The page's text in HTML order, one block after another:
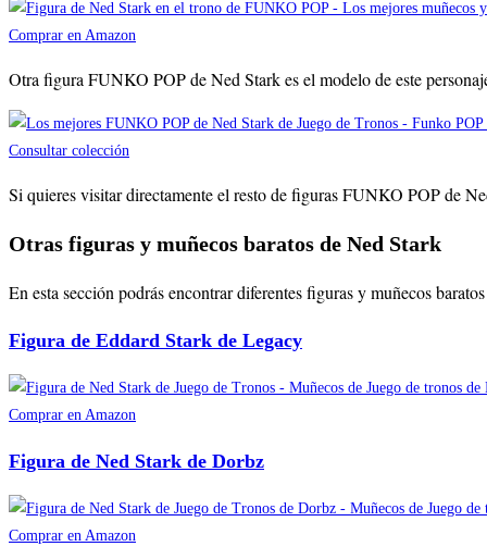
Comprar en Amazon
Otra figura FUNKO POP de Ned Stark es el modelo de este
Consultar colección
Si quieres visitar directamente el resto de figuras FUNKO POP de
Otras figuras y muñecos baratos de Ned Stark
En esta sección podrás encontrar diferentes figuras y muñecos
Figura de Eddard Stark de Legacy
Comprar en Amazon
Figura de Ned Stark de Dorbz
Comprar en Amazon